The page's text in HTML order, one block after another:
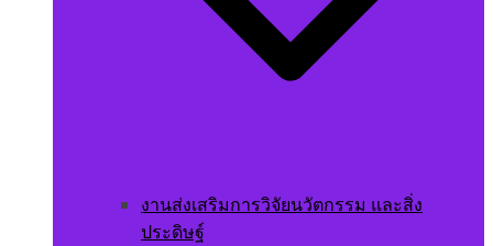
งานส่งเสริมการวิจัยนวัตกรรม และสิ่ง
ประดิษฐ์